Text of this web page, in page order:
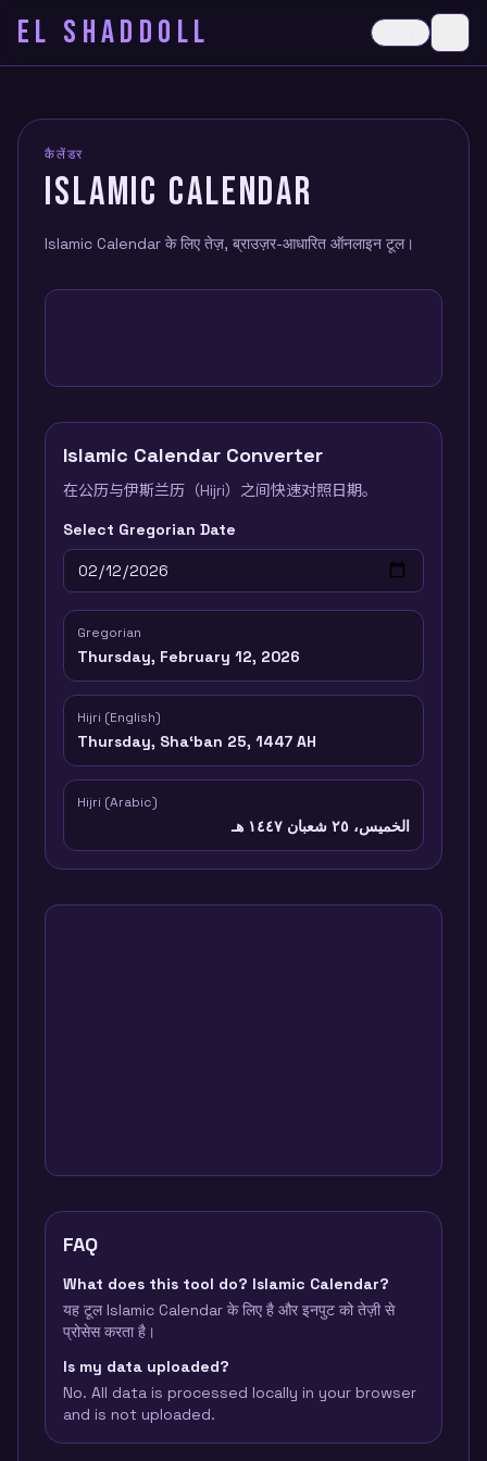
EL SHADDOLL
कैलेंडर
ISLAMIC CALENDAR
Islamic Calendar के लिए तेज़, ब्राउज़र-आधारित ऑनलाइन टूल।
Islamic Calendar Converter
在公历与伊斯兰历（Hijri）之间快速对照日期。
Select Gregorian Date
Gregorian
Thursday, February 12, 2026
Hijri (English)
Thursday, Shaʻban 25, 1447 AH
Hijri (Arabic)
الخميس، ٢٥ شعبان ١٤٤٧ هـ
FAQ
What does this tool do? Islamic Calendar?
यह टूल Islamic Calendar के लिए है और इनपुट को तेज़ी से
प्रोसेस करता है।
Is my data uploaded?
No. All data is processed locally in your browser
and is not uploaded.